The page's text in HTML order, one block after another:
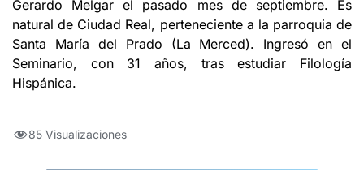
Gerardo Melgar el pasado mes de septiembre. Es
natural de Ciudad Real, perteneciente a la parroquia de
Santa María del Prado (La Merced). Ingresó en el
Seminario, con 31 años, tras estudiar Filología
Hispánica.
85 Visualizaciones